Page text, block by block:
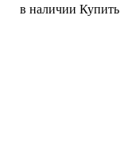
в наличии Купить